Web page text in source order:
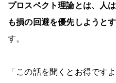
プロスペクト理論とは、人
も損の回避を優先しようと
す。
「この話を聞くとお得です